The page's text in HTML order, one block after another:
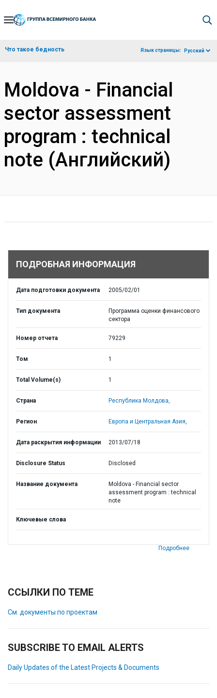
Skip
Navigation
Что такое бедность Язык страницы: Русский
Moldova - Financial
sector assessment
program : technical
note (Английский)
ПОДРОБНАЯ ИНФОРМАЦИЯ
Дата подготовки документа 2005/02/01
Тип документа
Программа оценки финансового
сектора
Номер отчета 79229
Том 1
Total Volume(s) 1
Страна Республика Молдова,
Регион Европа и Центральная Азия,
Дата раскрытия информации 2013/07/18
Disclosure Status Disclosed
Название документа
Moldova - Financial sector
assessment program : technical
note
Ключевые слова
Подробнее
ССЫЛКИ ПО ТЕМЕ
См. документы по проектам
SUBSCRIBE TO EMAIL ALERTS
Daily Updates of the Latest Projects & Documents